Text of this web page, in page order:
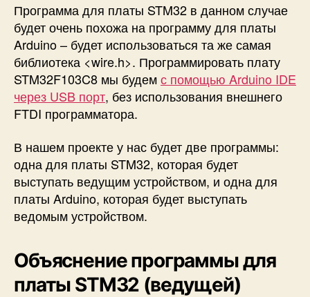
Программа для платы STM32 в данном случае
будет очень похожа на программу для платы
Arduino – будет использоваться та же самая
библиотека <wire.h>. Программировать плату
STM32F103C8 мы будемс помощью Arduino IDE
через USB порт, без использования внешнего
FTDI программатора.
В нашем проекте у нас будет две программы:
одна для платы STM32, которая будет
выступать ведущим устройством, и одна для
платы Arduino, которая будет выступать
ведомым устройством.
Объяснение программы для
платы STM32 (ведущей)